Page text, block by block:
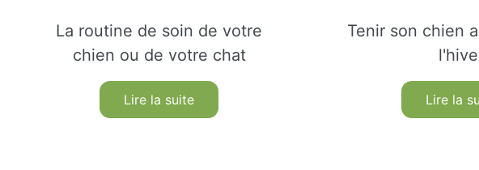
La routine de soin de votre
chien ou de votre chat
Lire la suite
Tenir son chien
Lire la